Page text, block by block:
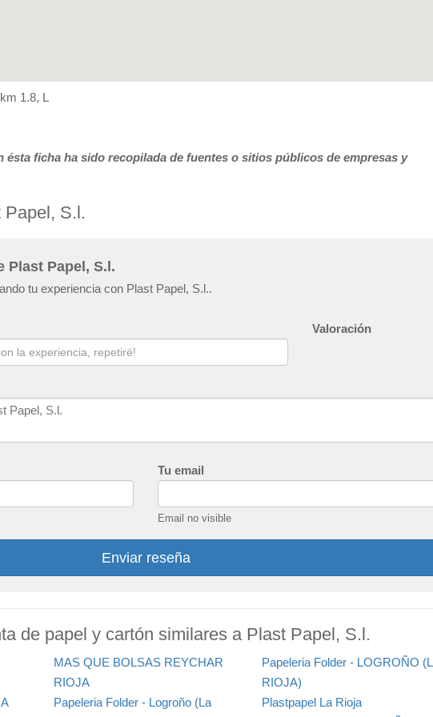
1.8, L
ésta ficha ha sido recopilada de fuentes o sitios públicos de empresas y
Papel, S.l.
Plast Papel, S.l.
tu experiencia con Plast Papel, S.l..
Valoración
Tu email
Email no visible
Enviar reseña
de papel y cartón similares a Plast Papel, S.l.
MAS QUE BOLSAS REYCHAR
RIOJA
Papeleria Folder - LOGROÑO
RIOJA)
Papeleria Folder - Logroño (La
Plastpapel La Rioja